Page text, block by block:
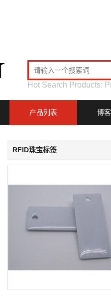
Hot Search Products:
产品列表 博客
RFID珠宝标签